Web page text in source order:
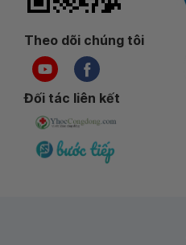
Theo dõi chúng tôi
Đối tác liên kết